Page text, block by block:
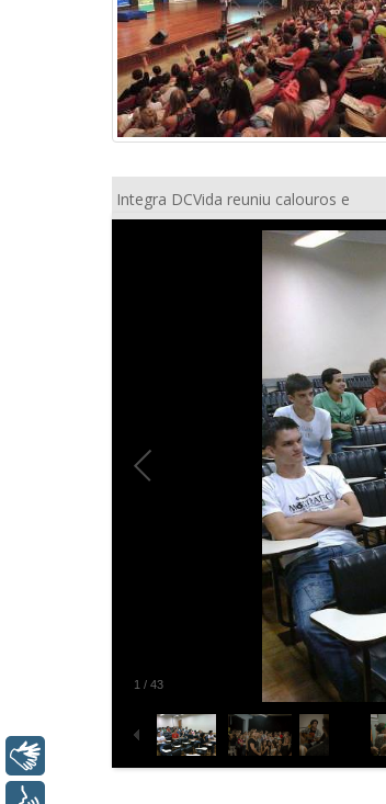
Integra DCVida reuniu calouros e
veteranos do departamento
2 / 43